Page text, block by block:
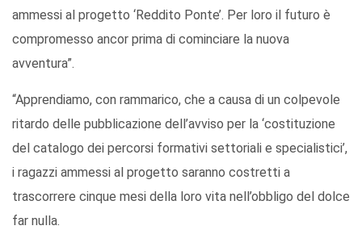
ammessi al progetto ‘Reddito Ponte’. Per loro il futuro è
compromesso ancor prima di cominciare la nuova
avventura”.
“Apprendiamo, con rammarico, che a causa di un colpevole
ritardo delle pubblicazione dell’avviso per la ‘costituzione
del catalogo dei percorsi formativi settoriali e specialistici’,
i ragazzi ammessi al progetto saranno costretti a
trascorrere cinque mesi della loro vita nell’obbligo del dolce
far nulla.